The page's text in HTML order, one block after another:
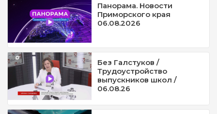
Панорама. Новости
Приморского края
06.08.2026
Без Галстуков /
Трудоустройство
выпускников школ /
06.08.26